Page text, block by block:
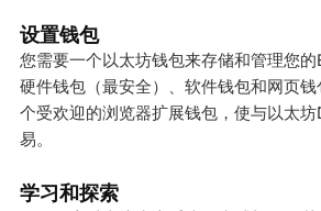
设置钱包
您需要一个以太坊钱包来存储和管理您
硬件钱包（最安全）、软件钱包和网页
个受欢迎的浏览器扩展钱包，使与以太
易。
学习和探索